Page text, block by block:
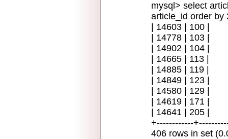
mysql> select
article_id order by
| 14603 | 100 |
| 14778 | 103 |
| 14902 | 104 |
| 14665 | 113 |
| 14885 | 119 |
| 14849 | 123 |
| 14580 | 129 |
| 14619 | 171 |
| 14641 | 205 |
+------------
406 rows in set